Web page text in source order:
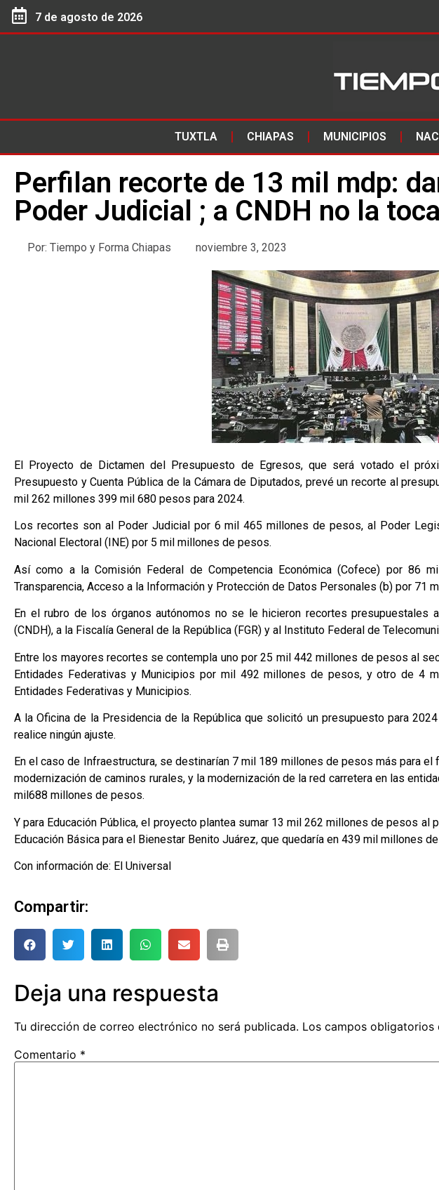
7 de agosto de 2026
TUXTLA CHIAPAS MUNICIPIOS
Perfilan recorte de 13 mil mdp:
Poder Judicial ; a CNDH no la
Por: Tiempo y Forma Chiapas noviembre 3, 2023
El Proyecto de Dictamen del Presupuesto de Egresos, que será votado el
Presupuesto y Cuenta Pública de la Cámara de Diputados, prevé un recorte al
mil 262 millones 399 mil 680 pesos para 2024.
Los recortes son al Poder Judicial por 6 mil 465 millones de pesos, al Poder
Nacional Electoral (INE) por 5 mil millones de pesos.
Así como a la Comisión Federal de Competencia Económica (Cofece) por 86
Transparencia, Acceso a la Información y Protección de Datos Personales (b) por 71
En el rubro de los órganos autónomos no se le hicieron recortes presupuestales
(CNDH), a la Fiscalía General de la República (FGR) y al Instituto Federal de
Entre los mayores recortes se contempla uno por 25 mil 442 millones de pesos al
Entidades Federativas y Municipios por mil 492 millones de pesos, y otro de 4
Entidades Federativas y Municipios.
A la Oficina de la Presidencia de la República que solicitó un presupuesto para
realice ningún ajuste.
En el caso de Infraestructura, se destinarían 7 mil 189 millones de pesos más para
modernización de caminos rurales, y la modernización de la red carretera en las
mil688 millones de pesos.
Y para Educación Pública, el proyecto plantea sumar 13 mil 262 millones de pesos al
Educación Básica para el Bienestar Benito Juárez, que quedaría en 439 mil millones
Con información de: El Universal
Compartir:
Deja una respuesta
Tu dirección de correo electrónico no será publicada. Los campos obligatorios
Comentario *